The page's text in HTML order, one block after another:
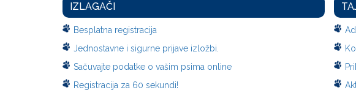
IZLAGAČI
Besplatna registracija
Jednostavne i sigurne prijave izložbi.
Sačuvajte podatke o vašim psima online
Registracija za 60 sekundi!